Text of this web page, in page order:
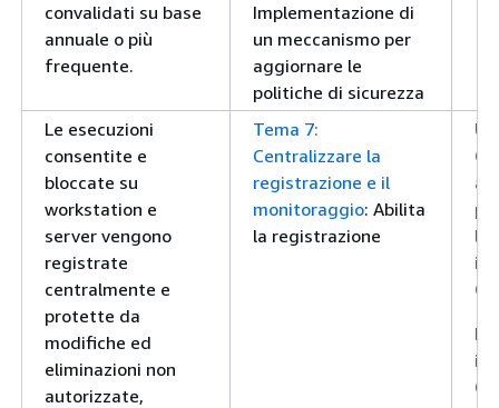
convalidati su base
annuale o più
frequente.
Implementazione di
un meccanismo per
aggiornare le
politiche di sicurezza
Le esecuzioni
consentite e
bloccate su
workstation e
server vengono
registrate
centralmente e
protette da
modifiche ed
eliminazioni non
autorizzate,
Tema 7:
Centralizzare la
registrazione e il
monitoraggio: Abilita
la registrazione
in
i